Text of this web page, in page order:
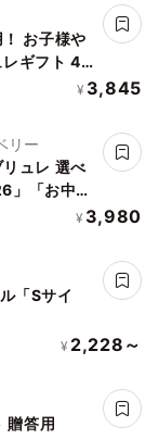
お子様や
ギフト 4
¥ 3,845
リー
ュレ 選べ
」「お中元
¥ 3,980
「Sサイ
¥ 2,228～
贈答用